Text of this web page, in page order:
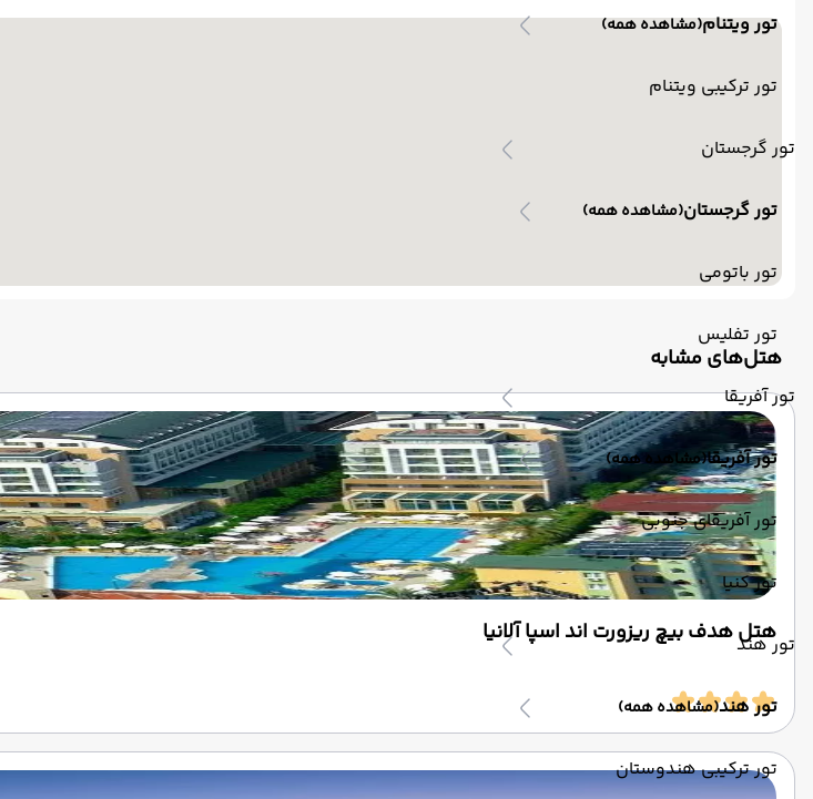
تور ویتنام(مشاهده همه)
تور ترکیبی ویتنام
تور گرجستان
تور گرجستان(مشاهده همه)
تور باتومی
تور تفلیس
تور آفریقا
تور آفریقا(مشاهده همه)
تور آفریقای جنوبی
تور کنیا
تور هند
تور هند(مشاهده همه)
تور ترکیبی هندوستان
‌هتل‌های مشابه
هتل هدف بیچ ریزورت اند اسپا آلانیا